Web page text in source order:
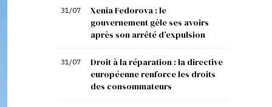
31/07
Xenia Fedorova : le
gouvernement gèle ses avoirs
après son arrêté d’expulsion
31/07
Droit à la réparation : la directive
européenne renforce les droits
des consommateurs